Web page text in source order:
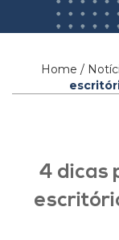
Home /
4 dicas